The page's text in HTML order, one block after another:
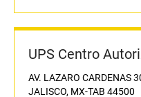
UPS Centro
AV. LAZARO CARDENAS
JALISCO, MX-TAB 44500